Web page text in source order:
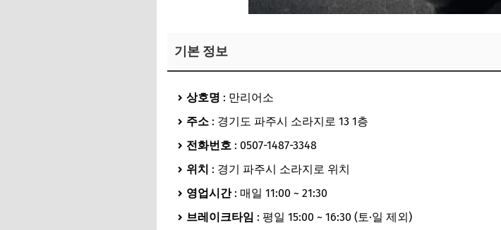
기본 정보
상호명 : 만리어소
주소 : 경기도 파주시 소라지로 13 1층
전화번호 : 0507-1487-3348
위치 : 경기 파주시 소라지로 위치
영업시간: 매일 11:00 ~ 21:30
브레이크타임 : 평일 15:00 ~ 16:30 (토·일 제외)